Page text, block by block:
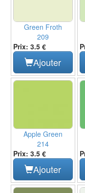
Green Froth
209
Prix: 3.5 €
Ajouter
Apple Green
214
Prix: 3.5 €
Ajouter